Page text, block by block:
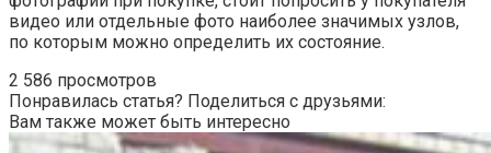
видео или отдельные фото наиболее значимых узлов,
по которым можно определить их состояние.
2 586 просмотров
Понравилась статья? Поделиться с друзьями:
Вам также может быть интересно